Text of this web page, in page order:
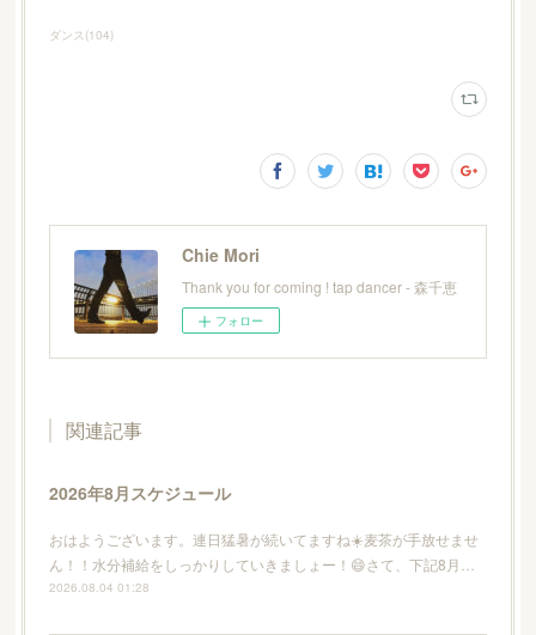
ダンス (104)
Chie Mori
Thank you for coming ! tap dancer - 森千恵
フォロー
関連記事
2026年8月スケジュール
おはようございます。連日猛暑が続いてますね☀️麦茶が手放せませ
ん！！水分補給をしっかりしていきましょー！😄さて、下記8月…
2026.08.04 01:28